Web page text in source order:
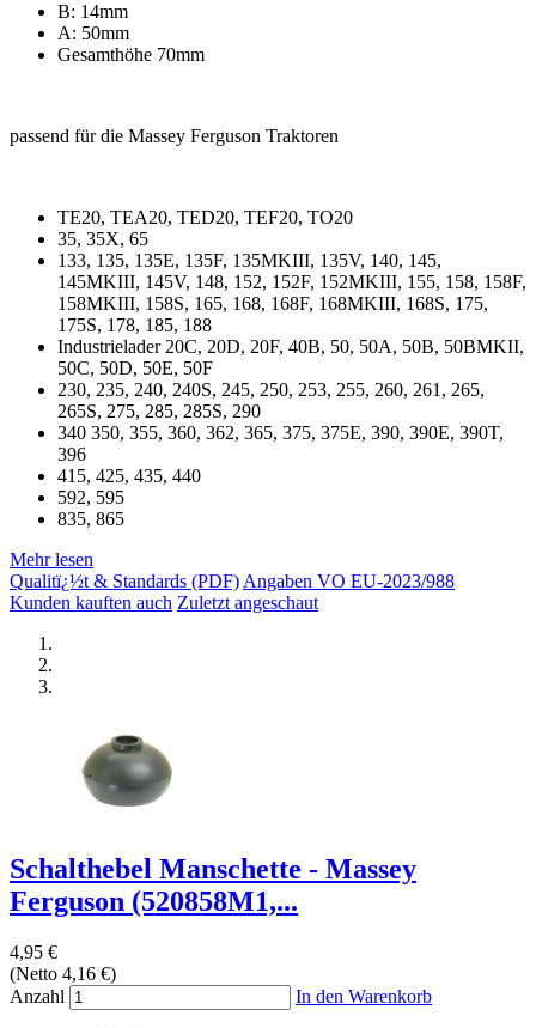
B: 14mm
A: 50mm
Gesamthöhe 70mm
passend für die Massey Ferguson Traktoren
TE20, TEA20, TED20, TEF20, TO20
35, 35X, 65
133, 135, 135E, 135F, 135MKIII, 135V, 140, 145,
145MKIII, 145V, 148, 152, 152F, 152MKIII, 155, 158, 158F,
158MKIII, 158S, 165, 168, 168F, 168MKIII, 168S, 175,
175S, 178, 185, 188
Industrielader 20C, 20D, 20F, 40B, 50, 50A, 50B, 50BMKII,
50C, 50D, 50E, 50F
230, 235, 240, 240S, 245, 250, 253, 255, 260, 261, 265,
265S, 275, 285, 285S, 290
340 350, 355, 360, 362, 365, 375, 375E, 390, 390E, 390T,
396
415, 425, 435, 440
592, 595
835, 865
Mehr lesen
Qualitï¿½t & Standards (PDF)Angaben VO EU-2023/988
Kunden kauften auch Zuletzt angeschaut
Schalthebel Manschette - Massey
Ferguson (520858M1,...
4,95 €
(Netto 4,16 €)
Anzahl
In den Warenkorb